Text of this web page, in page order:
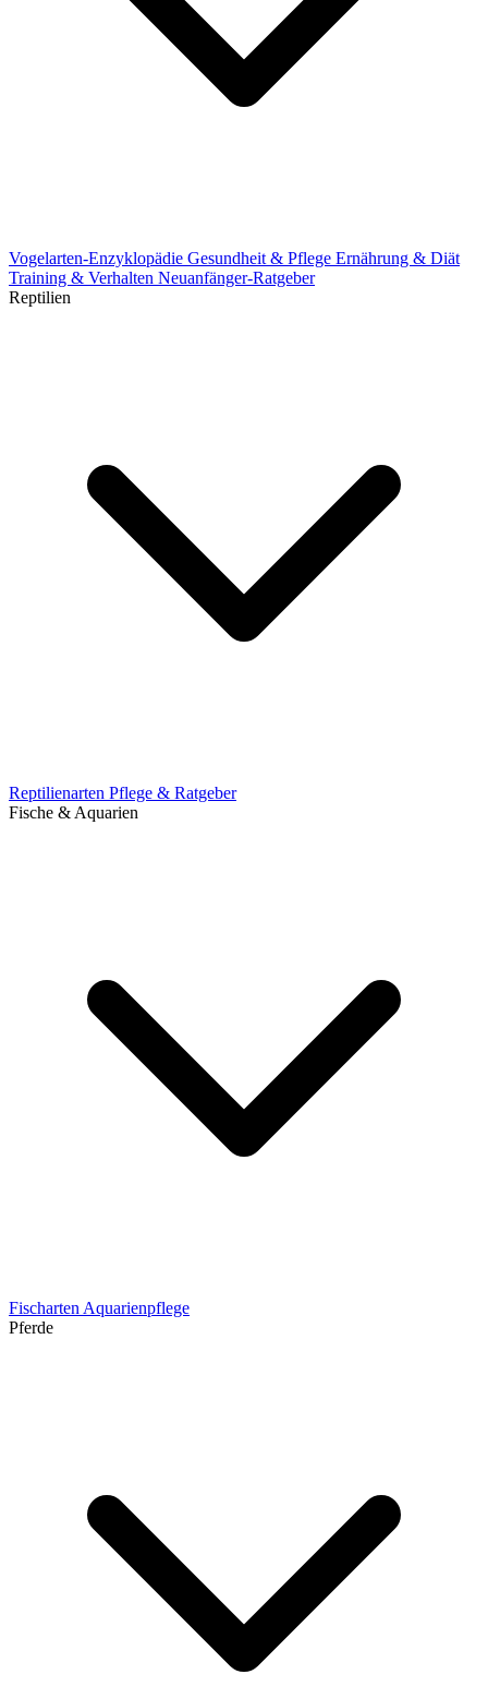
Vogelarten-Enzyklopädie Gesundheit & Pflege Ernährung & Diät
Training & Verhalten Neuanfänger-Ratgeber
Reptilien
Reptilienarten Pflege & Ratgeber
Fische & Aquarien
Fischarten Aquarienpflege
Pferde